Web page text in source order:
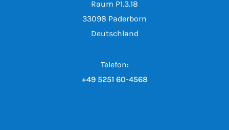
Raum P1.3.18
33098 Paderborn
Deutschland
Telefon:
+49 5251 60-4568